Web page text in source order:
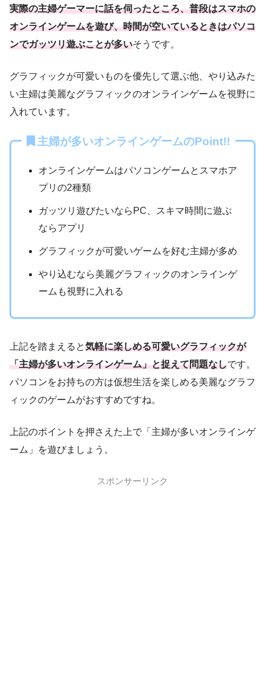
実際の主婦ゲーマーに話を伺ったところ、普段はスマホの
オンラインゲームを遊び、時間が空いているときはパソコ
ンでガッツリ遊ぶことが多いそうです。
グラフィックが可愛いものを優先して選ぶ他、やり込みた
い主婦は美麗なグラフィックのオンラインゲームを視野に
入れています。
主婦が多いオンラインゲームのPoint!!
オンラインゲームはパソコンゲームとスマホア
プリの2種類
ガッツリ遊びたいならPC、スキマ時間に遊ぶ
ならアプリ
グラフィックが可愛いゲームを好む主婦が多め
やり込むなら美麗グラフィックのオンラインゲ
ームも視野に入れる
上記を踏まえると気軽に楽しめる可愛いグラフィックが
「主婦が多いオンラインゲーム」と捉えて問題なしです。
パソコンをお持ちの方は仮想生活を楽しめる美麗なグラフ
ィックのゲームがおすすめですね。
上記のポイントを押さえた上で「主婦が多いオンラインゲ
ーム」を遊びましょう。
スポンサーリンク